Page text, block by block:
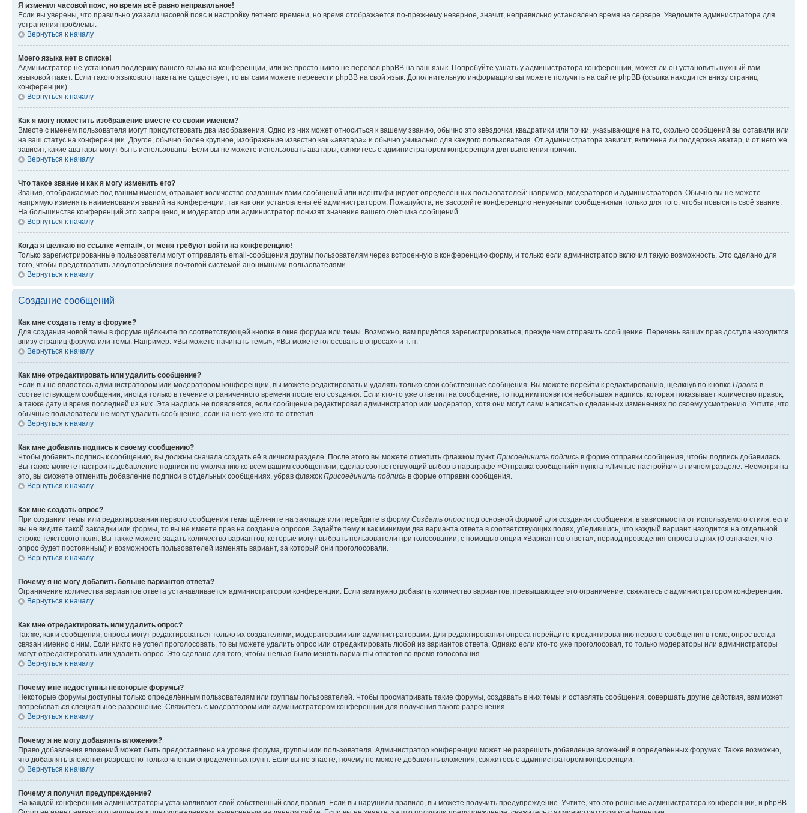
Я изменил часовой пояс, но время всё равно неправильное!
Если вы уверены, что правильно указали часовой пояс и настройку летнего времени, но время отображается по-прежнему неверное, значит, неправильно установлено время на сервере. Уведомите администратора для
устранения проблемы.
Вернуться к началу
Моего языка нет в списке!
Администратор не установил поддержку вашего языка на конференции, или же просто никто не перевёл phpBB на ваш язык. Попробуйте узнать у администратора конференции, может ли он установить нужный вам
языковой пакет. Если такого языкового пакета не существует, то вы сами можете перевести phpBB на свой язык. Дополнительную информацию вы можете получить на сайте phpBB (ссылка находится внизу страниц
конференции).
Вернуться к началу
Как я могу поместить изображение вместе со своим именем?
Вместе с именем пользователя могут присутствовать два изображения. Одно из них может относиться к вашему званию, обычно это звёздочки, квадратики или точки, указывающие на то, сколько сообщений вы оставили или
на ваш статус на конференции. Другое, обычно более крупное, изображение известно как «аватара» и обычно уникально для каждого пользователя. От администратора зависит, включена ли поддержка аватар, и от него же
зависит, какие аватары могут быть использованы. Если вы не можете использовать аватары, свяжитесь с администратором конференции для выяснения причин.
Вернуться к началу
Что такое звание и как я могу изменить его?
Звания, отображаемые под вашим именем, отражают количество созданных вами сообщений или идентифицируют определённых пользователей: например, модераторов и администраторов. Обычно вы не можете
напрямую изменять наименования званий на конференции, так как они установлены её администратором. Пожалуйста, не засоряйте конференцию ненужными сообщениями только для того, чтобы повысить своё звание.
На большинстве конференций это запрещено, и модератор или администратор понизят значение вашего счётчика сообщений.
Вернуться к началу
Когда я щёлкаю по ссылке «email», от меня требуют войти на конференцию!
Только зарегистрированные пользователи могут отправлять email-сообщения другим пользователям через встроенную в конференцию форму, и только если администратор включил такую возможность. Это сделано для
того, чтобы предотвратить злоупотребления почтовой системой анонимными пользователями.
Вернуться к началу
Создание сообщений
Как мне создать тему в форуме?
Для создания новой темы в форуме щёлкните по соответствующей кнопке в окне форума или темы. Возможно, вам придётся зарегистрироваться, прежде чем отправить сообщение. Перечень ваших прав доступа находится
внизу страниц форума или темы. Например: «Вы можете начинать темы», «Вы можете голосовать в опросах» и т. п.
Вернуться к началу
Как мне отредактировать или удалить сообщение?
Если вы не являетесь администратором или модератором конференции, вы можете редактировать и удалять только свои собственные сообщения. Вы можете перейти к редактированию, щёлкнув по кнопке Правка в
соответствующем сообщении, иногда только в течение ограниченного времени после его создания. Если кто-то уже ответил на сообщение, то под ним появится небольшая надпись, которая показывает количество правок,
а также дату и время последней из них. Эта надпись не появляется, если сообщение редактировал администратор или модератор, хотя они могут сами написать о сделанных изменениях по своему усмотрению. Учтите, что
обычные пользователи не могут удалить сообщение, если на него уже кто-то ответил.
Вернуться к началу
Как мне добавить подпись к своему сообщению?
Чтобы добавить подпись к сообщению, вы должны сначала создать её в личном разделе. После этого вы можете отметить флажком пункт Присоединить подпись в форме отправки сообщения, чтобы подпись добавилась.
Вы также можете настроить добавление подписи по умолчанию ко всем вашим сообщениям, сделав соответствующий выбор в параграфе «Отправка сообщений» пункта «Личные настройки» в личном разделе. Несмотря на
это, вы сможете отменить добавление подписи в отдельных сообщениях, убрав флажок Присоединить подпись в форме отправки сообщения.
Вернуться к началу
Как мне создать опрос?
При создании темы или редактировании первого сообщения темы щёлкните на закладке или перейдите в форму Создать опрос под основной формой для создания сообщения, в зависимости от используемого стиля; если
вы не видите такой закладки или формы, то вы не имеете прав на создание опросов. Задайте тему и как минимум два варианта ответа в соответствующих полях, убедившись, что каждый вариант находится на отдельной
строке текстового поля. Вы также можете задать количество вариантов, которые могут выбрать пользователи при голосовании, с помощью опции «Вариантов ответа», период проведения опроса в днях (0 означает, что
опрос будет постоянным) и возможность пользователей изменять вариант, за который они проголосовали.
Вернуться к началу
Почему я не могу добавить больше вариантов ответа?
Ограничение количества вариантов ответа устанавливается администратором конференции. Если вам нужно добавить количество вариантов, превышающее это ограничение, свяжитесь с администратором конференции.
Вернуться к началу
Как мне отредактировать или удалить опрос?
Так же, как и сообщения, опросы могут редактироваться только их создателями, модераторами или администраторами. Для редактирования опроса перейдите к редактированию первого сообщения в теме; опрос всегда
связан именно с ним. Если никто не успел проголосовать, то вы можете удалить опрос или отредактировать любой из вариантов ответа. Однако если кто-то уже проголосовал, то только модераторы или администраторы
могут отредактировать или удалить опрос. Это сделано для того, чтобы нельзя было менять варианты ответов во время голосования.
Вернуться к началу
Почему мне недоступны некоторые форумы?
Некоторые форумы доступны только определённым пользователям или группам пользователей. Чтобы просматривать такие форумы, создавать в них темы и оставлять сообщения, совершать другие действия, вам может
потребоваться специальное разрешение. Свяжитесь с модератором или администратором конференции для получения такого разрешения.
Вернуться к началу
Почему я не могу добавлять вложения?
Право добавления вложений может быть предоставлено на уровне форума, группы или пользователя. Администратор конференции может не разрешить добавление вложений в определённых форумах. Также возможно,
что добавлять вложения разрешено только членам определённых групп. Если вы не знаете, почему не можете добавлять вложения, свяжитесь с администратором конференции.
Вернуться к началу
Почему я получил предупреждение?
На каждой конференции администраторы устанавливают свой собственный свод правил. Если вы нарушили правило, вы можете получить предупреждение. Учтите, что это решение администратора конференции, и phpBB